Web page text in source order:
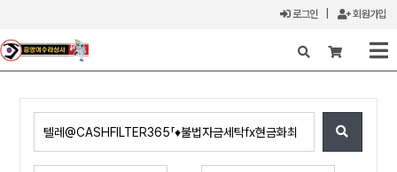
로그인 회원가입
X